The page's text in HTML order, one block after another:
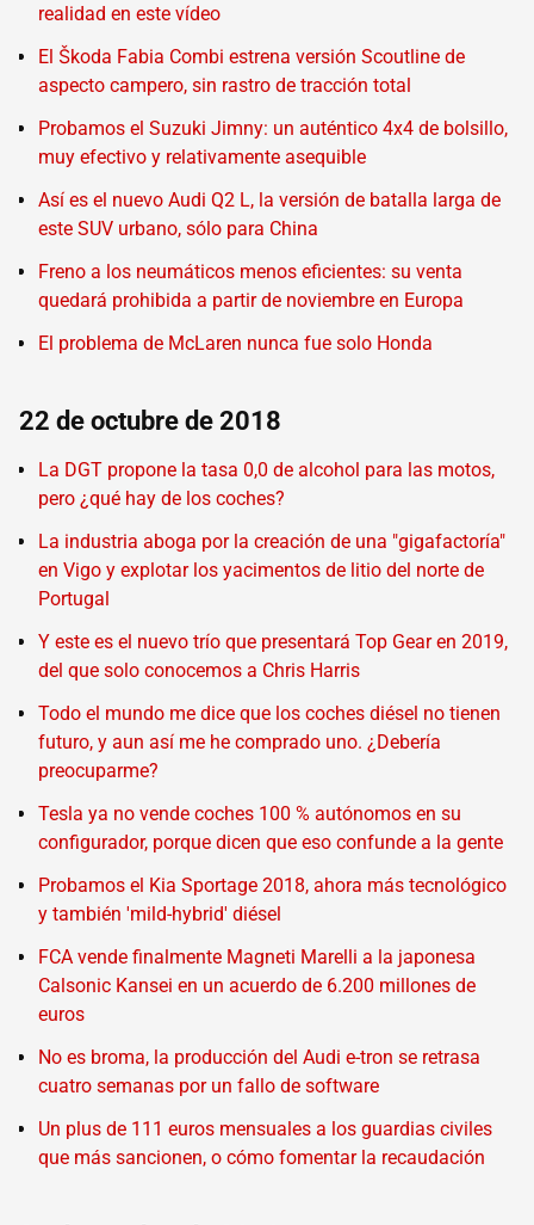
realidad en este vídeo
El Škoda Fabia Combi estrena versión Scoutline de
aspecto campero, sin rastro de tracción total
Probamos el Suzuki Jimny: un auténtico 4x4 de bolsillo,
muy efectivo y relativamente asequible
Así es el nuevo Audi Q2 L, la versión de batalla larga de
este SUV urbano, sólo para China
Freno a los neumáticos menos eficientes: su venta
quedará prohibida a partir de noviembre en Europa
El problema de McLaren nunca fue solo Honda
22 de octubre de 2018
La DGT propone la tasa 0,0 de alcohol para las motos,
pero ¿qué hay de los coches?
La industria aboga por la creación de una "gigafactoría"
en Vigo y explotar los yacimentos de litio del norte de
Portugal
Y este es el nuevo trío que presentará Top Gear en 2019,
del que solo conocemos a Chris Harris
Todo el mundo me dice que los coches diésel no tienen
futuro, y aun así me he comprado uno. ¿Debería
preocuparme?
Tesla ya no vende coches 100 % autónomos en su
configurador, porque dicen que eso confunde a la gente
Probamos el Kia Sportage 2018, ahora más tecnológico
y también 'mild-hybrid' diésel
FCA vende finalmente Magneti Marelli a la japonesa
Calsonic Kansei en un acuerdo de 6.200 millones de
euros
No es broma, la producción del Audi e-tron se retrasa
cuatro semanas por un fallo de software
Un plus de 111 euros mensuales a los guardias civiles
que más sancionen, o cómo fomentar la recaudación